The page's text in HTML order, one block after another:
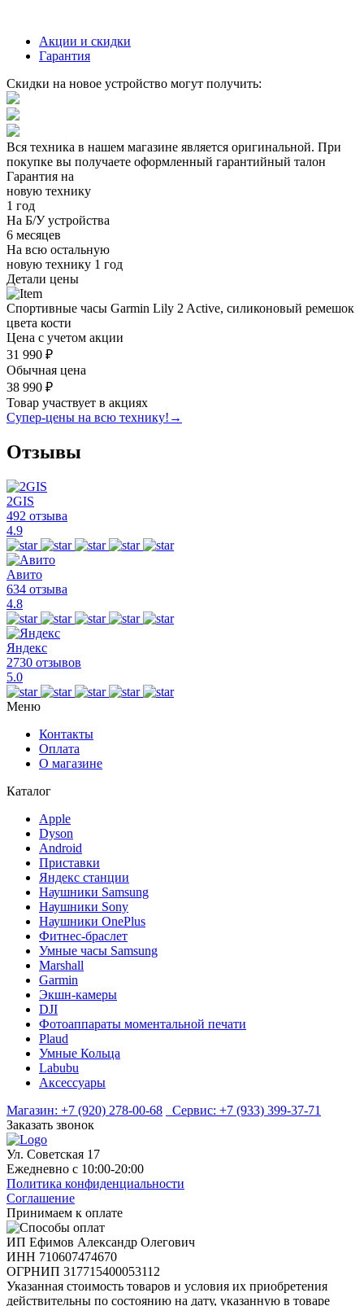
Акции и скидки
Гарантия
Скидки на новое устройство могут получить:
Вся техника в нашем магазине является оригинальной. При
покупке вы получаете оформленный гарантийный талон
Гарантия на
новую технику
1 год
На Б/У устройства
6 месяцев
На всю остальную
новую технику 1 год
Детали цены
Спортивные часы Garmin Lily 2 Active, силиконовый ремешок
цвета кости
Цена с учетом акции
31 990 ₽
Обычная цена
38 990 ₽
Товар участвует в акциях
Супер-цены на всю технику! →
Отзывы
2GIS
492 отзыва
4.9
Авито
634 отзыва
4.8
Яндекс
2730 отзывов
5.0
Меню
Контакты
Оплата
О магазине
Каталог
Apple
Dyson
Android
Приставки
Яндекс станции
Наушники Samsung
Наушники Sony
Наушники OnePlus
Фитнес-браслет
Умные часы Samsung
Marshall
Garmin
Экшн-камеры
DJI
Фотоаппараты моментальной печати
Plaud
Умные Кольца
Labubu
Аксессуары
Магазин: +7 (920) 278-00-68 Сервис: +7 (933) 399-37-71
Заказать звонок
Ул. Советская 17
Ежедневно с 10:00-20:00
Политика конфиденциальности
Соглашение
Принимаем к оплате
ИП Ефимов Александр Олегович
ИНН 710607474670
ОГРНИП 317715400053112
Указанная стоимость товаров и условия их приобретения
действительны по состоянию на дату, указанную в товаре